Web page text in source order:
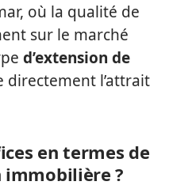
où la qualité de
sur le marché
d’extension de
directement l’attrait
en termes de
?